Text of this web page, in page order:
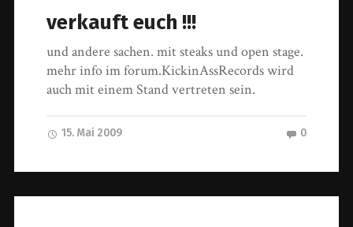
verkauft euch !!!
und andere sachen. mit steaks und open stage.
mehr info im forum.KickinAssRecords wird
auch mit einem Stand vertreten sein.
15. Mai 2009 0